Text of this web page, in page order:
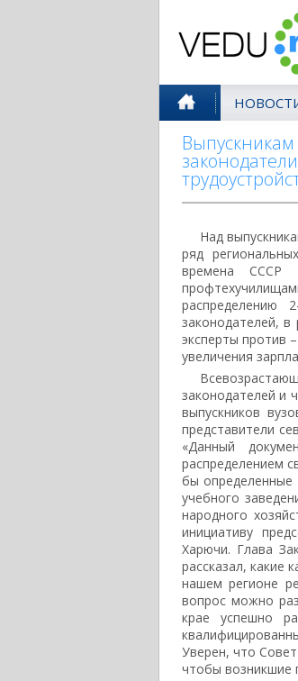
Над
ряд
времена СССР
распределению
законодателей,
эксперты против
увеличения
законодателей и
выпускников
представители
«Данный
распределением
бы определенные
учебного
народного
инициативу
Харючи. Глава
рассказал, какие
нашем регионе
вопрос можно
крае успешно
Уверен, что
чтобы возникшие